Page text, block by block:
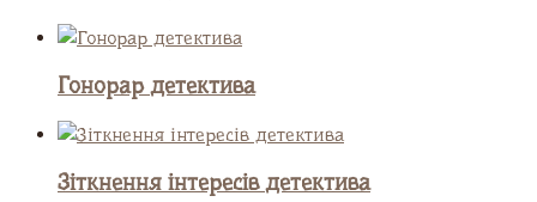
Гонорар детектива
Зіткнення інтересів детектива